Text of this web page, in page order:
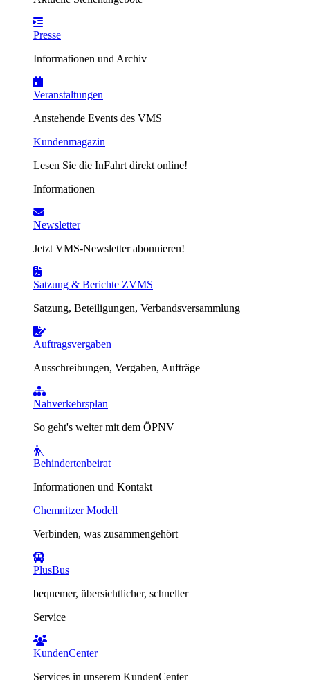
Presse
Informationen und Archiv
Veranstaltungen
Anstehende Events des VMS
Kundenmagazin
Lesen Sie die InFahrt direkt online!
Informationen
Newsletter
Jetzt VMS-Newsletter abonnieren!
Satzung & Berichte ZVMS
Satzung, Beteiligungen, Verbandsversammlung
Auftragsvergaben
Ausschreibungen, Vergaben, Aufträge
Nahverkehrsplan
So geht's weiter mit dem ÖPNV
Behindertenbeirat
Informationen und Kontakt
Chemnitzer Modell
Verbinden, was zusammengehört
PlusBus
bequemer, übersichtlicher, schneller
Service
KundenCenter
Services in unserem KundenCenter